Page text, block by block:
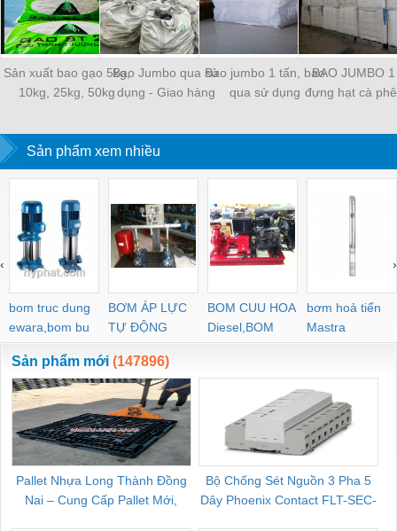
Sản xuất bao gạo 5kg,
10kg, 25kg, 50kg
Bao Jumbo qua sử
dụng - Giao hàng
Bao jumbo 1 tấn, bao
qua sử dụng
BAO JUMBO
đựng hạt cà
Sản phẩm xem nhiều
bom truc dung
ewara,bom bu
ewara
BƠM ÁP LỰC
TỰ ĐỘNG
BOM CUU HOA
Diesel,BOM
CHUA CHAY
bơm hoả tiển
Mastra
‹ ›
Sản phẩm mới (147896)
Pallet Nhựa Long Thành Đồng
Nai – Cung Cấp Pallet Mới,
Bộ Chống Sét Nguồn 3 Pha 5
Dây Phoenix Contact FLT-SEC-